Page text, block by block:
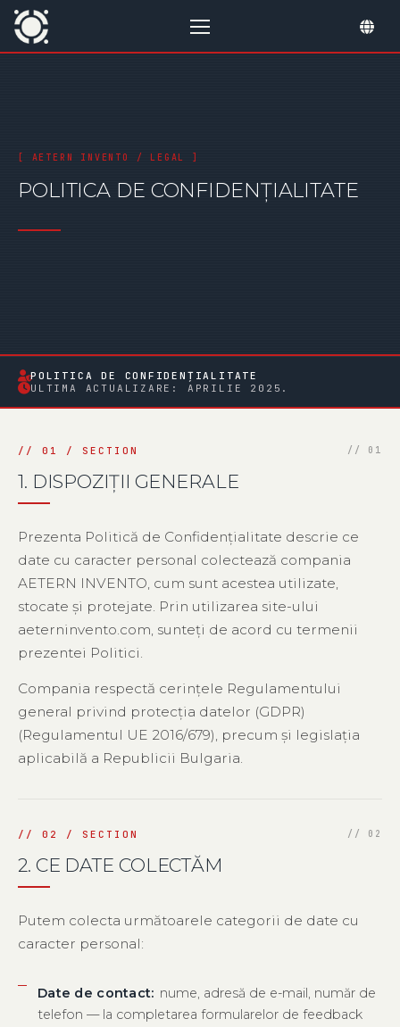
POLITICA DE CONFIDENȚIALITATE
POLITICA DE CONFIDENȚIALITATE
ULTIMA ACTUALIZARE: APRILIE 2025.
1. DISPOZIȚII GENERALE
Prezenta Politică de Confidențialitate descrie ce
date cu caracter personal colectează compania
AETERN INVENTO, cum sunt acestea utilizate,
stocate și protejate. Prin utilizarea site-ului
aeterninvento.com, sunteți de acord cu termenii
prezentei Politici.
Compania respectă cerințele Regulamentului
general privind protecția datelor (GDPR)
(Regulamentul UE 2016/679), precum și legislația
aplicabilă a Republicii Bulgaria.
2. CE DATE COLECTĂM
Putem colecta următoarele categorii de date cu
caracter personal:
Date de contact: nume, adresă de e-mail, număr de
telefon — la completarea formularelor de feedback